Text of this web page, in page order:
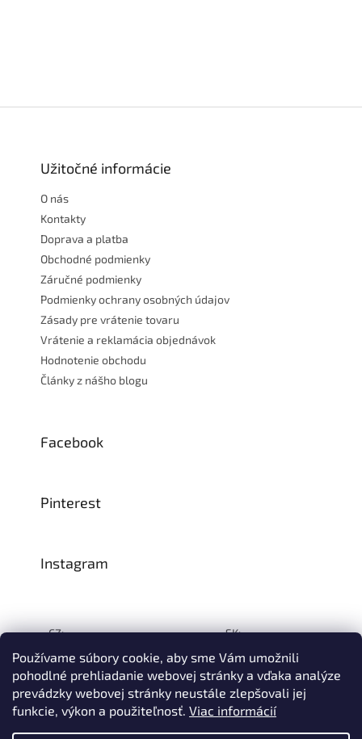
Používame súbory cookie, aby sme Vám umožnili
pohodlné prehliadanie webovej stránky a vďaka analýze
prevádzky webovej stránky neustále zlepšovali jej
funkcie, výkon a použiteľnosť. Viac informácií
Užitočné informácie
O nás
Kontakty
Doprava a platba
Obchodné podmienky
Záručné podmienky
Podmienky ochrany osobných údajov
Zásady pre vrátenie tovaru
Vrátenie a reklamácia objednávok
Hodnotenie obchodu
Články z nášho blogu
Facebook
Pinterest
Instagram
CZ: SK:
Vytvoril Shoptet